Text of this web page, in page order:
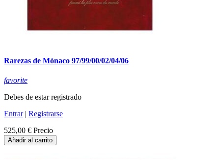
Rarezas de Mónaco 97/99/00/02/04/06
favorite
Debes de estar registrado
Entrar| Registrarse
525,00 € Precio
Añadir al carrito